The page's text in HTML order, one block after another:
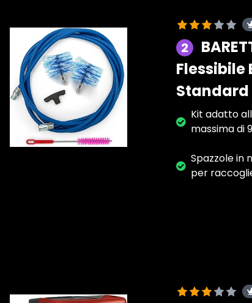
2
Flessibile
Standard
Kit adatto
massima di
Spazzole in
per